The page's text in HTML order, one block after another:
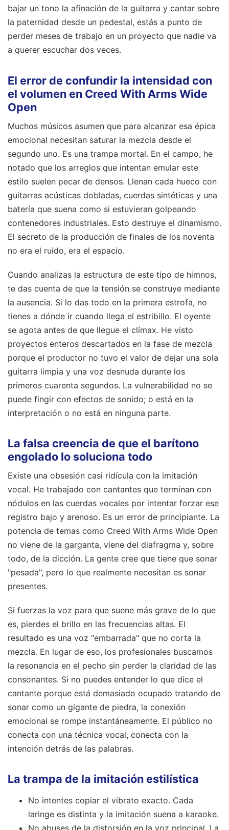
bajar un tono la afinación de la guitarra y cantar sobre
la paternidad desde un pedestal, estás a punto de
perder meses de trabajo en un proyecto que nadie va
a querer escuchar dos veces.
El error de confundir la intensidad con
el volumen en Creed With Arms Wide
Open
Muchos músicos asumen que para alcanzar esa épica
emocional necesitan saturar la mezcla desde el
segundo uno. Es una trampa mortal. En el campo, he
notado que los arreglos que intentan emular este
estilo suelen pecar de densos. Llenan cada hueco con
guitarras acústicas dobladas, cuerdas sintéticas y una
batería que suena como si estuvieran golpeando
contenedores industriales. Esto destruye el dinamismo.
El secreto de la producción de finales de los noventa
no era el ruido, era el espacio.
Cuando analizas la estructura de este tipo de himnos,
te das cuenta de que la tensión se construye mediante
la ausencia. Si lo das todo en la primera estrofa, no
tienes a dónde ir cuando llega el estribillo. El oyente
se agota antes de que llegue el clímax. He visto
proyectos enteros descartados en la fase de mezcla
porque el productor no tuvo el valor de dejar una sola
guitarra limpia y una voz desnuda durante los
primeros cuarenta segundos. La vulnerabilidad no se
puede fingir con efectos de sonido; o está en la
interpretación o no está en ninguna parte.
La falsa creencia de que el barítono
engolado lo soluciona todo
Existe una obsesión casi ridícula con la imitación
vocal. He trabajado con cantantes que terminan con
nódulos en las cuerdas vocales por intentar forzar ese
registro bajo y arenoso. Es un error de principiante. La
potencia de temas como Creed With Arms Wide Open
no viene de la garganta, viene del diafragma y, sobre
todo, de la dicción. La gente cree que tiene que sonar
"pesada", pero lo que realmente necesitan es sonar
presentes.
Si fuerzas la voz para que suene más grave de lo que
es, pierdes el brillo en las frecuencias altas. El
resultado es una voz "embarrada" que no corta la
mezcla. En lugar de eso, los profesionales buscamos
la resonancia en el pecho sin perder la claridad de las
consonantes. Si no puedes entender lo que dice el
cantante porque está demasiado ocupado tratando de
sonar como un gigante de piedra, la conexión
emocional se rompe instantáneamente. El público no
conecta con una técnica vocal, conecta con la
intención detrás de las palabras.
La trampa de la imitación estilística
No intentes copiar el vibrato exacto. Cada
laringe es distinta y la imitación suena a karaoke.